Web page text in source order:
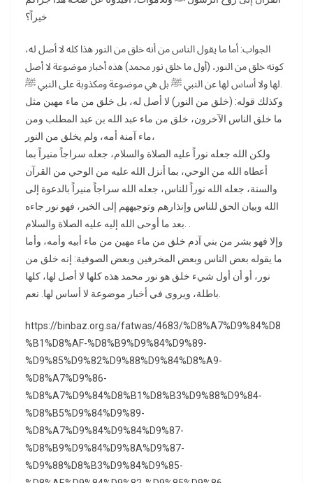
خيراً؟
الجواب: أما ما يقول الناس من أنه خلق من النور هذا كله لا أصل له،
كونه خلق من النور، (أول ما خلق نور محمد) هذه أخبار موضوعة لا أصل
وكذلك قوله: (خلق من النور) لا أصل له، بل خلق من ماء مهين مثل
ما خلق الناس الآخرون، خلق من ماء عبد الله بن عبد المطلب ومن
ماء آمنة أمه، ولم يخلق من النور،
ولكن الله جعله نوراً عليه الصلاة والسلام، جعله سراجاً منيراً بما
أعطاه الله من الوحي، بما أنزل الله عليه من الوحي من القرآن
والسنة، جعله الله نوراً للناس، جعله الله سراجاً منيراً بالدعوة إلى
الله وبيان الحق للناس وإنذارهم وتوجيههم إلى الخير، فهو نور جاءه
وإلا فهو بشر من بني آدم خلق من ماء مهين من ماء أبيه وأمه، وأما
ما يقوله بعض الناس وبعض المخرفين وبعض الصوفية: إنه خلق من
نور، أو أن أول شيء خلق هو نور محمد هذه كلها لا أصل لها، كلها
https://binbaz.org.sa/fatwas/4683/%D8%A7%D9%84%D8
%B1%D8%AF-%D8%B9%D9%84%D9%89-
%D9%85%D9%82%D9%88%D9%84%D8%A9-
%D8%A7%D9%86-
%D8%A7%D9%84%D8%B1%D8%B3%D9%88%D9%84-
%D8%B5%D9%84%D9%89-
%D8%A7%D9%84%D9%84%D9%87-
%D8%B9%D9%84%D9%8A%D9%87-
%D9%88%D8%B3%D9%84%D9%85-